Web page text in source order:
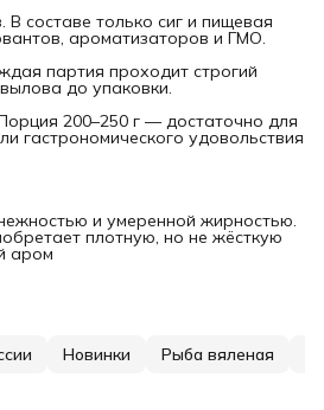
составе только сиг и пищевая
ароматизаторов и ГМО.
партия проходит строгий
до упаковки.
200–250 г — достаточно для
гастрономического удовольствия
и умеренной жирностью.
плотную, но не жёсткую
аром
Новинки Рыба вяленая